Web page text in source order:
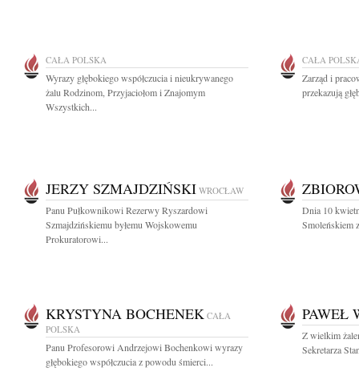
CAŁA POLSKA
Wyrazy głębokiego współczucia i nieukrywanego
żalu Rodzinom, Przyjaciołom i Znajomym
Wszystkich...
CAŁA
Zarząd i
przekazują
JERZY SZMAJDZIŃSKI WROCŁAW
Panu Pułkownikowi Rezerwy Ryszardowi
Szmajdzińskiemu byłemu Wojskowemu
Prokuratorowi...
Dnia 10
Smoleńskiem
KRYSTYNA BOCHENEK CAŁA
POLSKA
Panu Profesorowi Andrzejowi Bochenkowi wyrazy
głębokiego współczucia z powodu śmierci...
PAWEŁ
Z wielkim
Sekretarza